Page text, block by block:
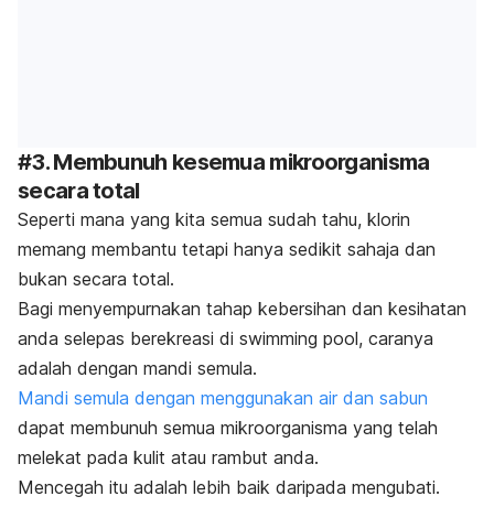
#3. Membunuh kesemua mikroorganisma
secara total
Seperti mana yang kita semua sudah tahu, klorin
memang membantu tetapi hanya sedikit sahaja dan
bukan secara total.
Bagi menyempurnakan tahap kebersihan dan kesihatan
anda selepas berekreasi di swimming pool, caranya
adalah dengan mandi semula.
Mandi semula dengan menggunakan air dan sabun
dapat membunuh semua mikroorganisma yang telah
melekat pada kulit atau rambut anda.
Mencegah itu adalah lebih baik daripada mengubati.